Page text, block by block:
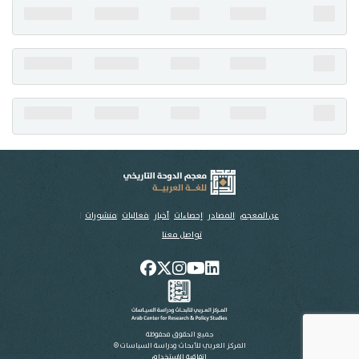
عن المعجم المصادر إحصاءات أخبار فعاليات منشورات
تواصل معنا
جميع الحقوق محفوظة
المركز العربي للأبحاث ودراسة السياسات ©